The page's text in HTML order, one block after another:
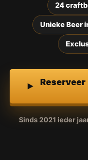
24
Unieke Beer
Sinds 2021 ieder